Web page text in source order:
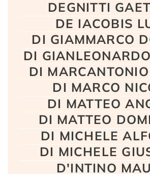
DEGNITTI
DE IACOBIS
DI GIAMMARCO
DI
DI
DI MARCO
DI MATTEO
DI MATTEO
DI MICHELE
DI MICHELE
D'INTINO